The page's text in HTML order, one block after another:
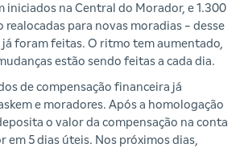
na Central do Morador, e 1.300
realocadas para novas moradias - desse
já foram feitas. O ritmo tem aumentado,
estão sendo feitas a cada dia.
de compensação financeira já
e moradores. Após a homologação
o valor da compensação na conta
em 5 dias úteis. Nos próximos dias,